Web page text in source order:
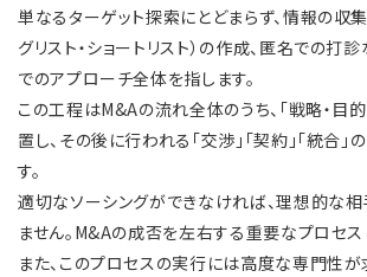
単なるターゲット探索にとどまらず、情報の収集
グリスト・ショートリスト）の作成、匿名での打
でのアプローチ全体を指します。
この工程はM&Aの流れ全体のうち、「戦略・目
置し、その後に行われる「交渉」「契約」「統合
す。
適切なソーシングができなければ、理想的な
ません。M&Aの成否を左右する重要なプロセス
また、このプロセスの実行には高度な専門性が